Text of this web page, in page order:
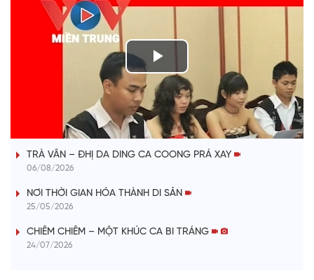
P
l
a
V
i
VÀI PHÚT DÀNH CHO QUẢNG BÁ
TRÀ VÂN – ĐHỊ DA DING CA COONG PRÁ XAY
06/08/2026
NƠI THỜI GIAN HÓA THÀNH DI SẢN
25/05/2026
CHIÊM CHIÊM – MỘT KHÚC CA BI TRÁNG
24/07/2026